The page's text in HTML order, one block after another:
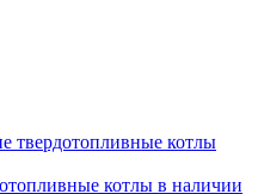
твердотопливные котлы
котлы в наличии